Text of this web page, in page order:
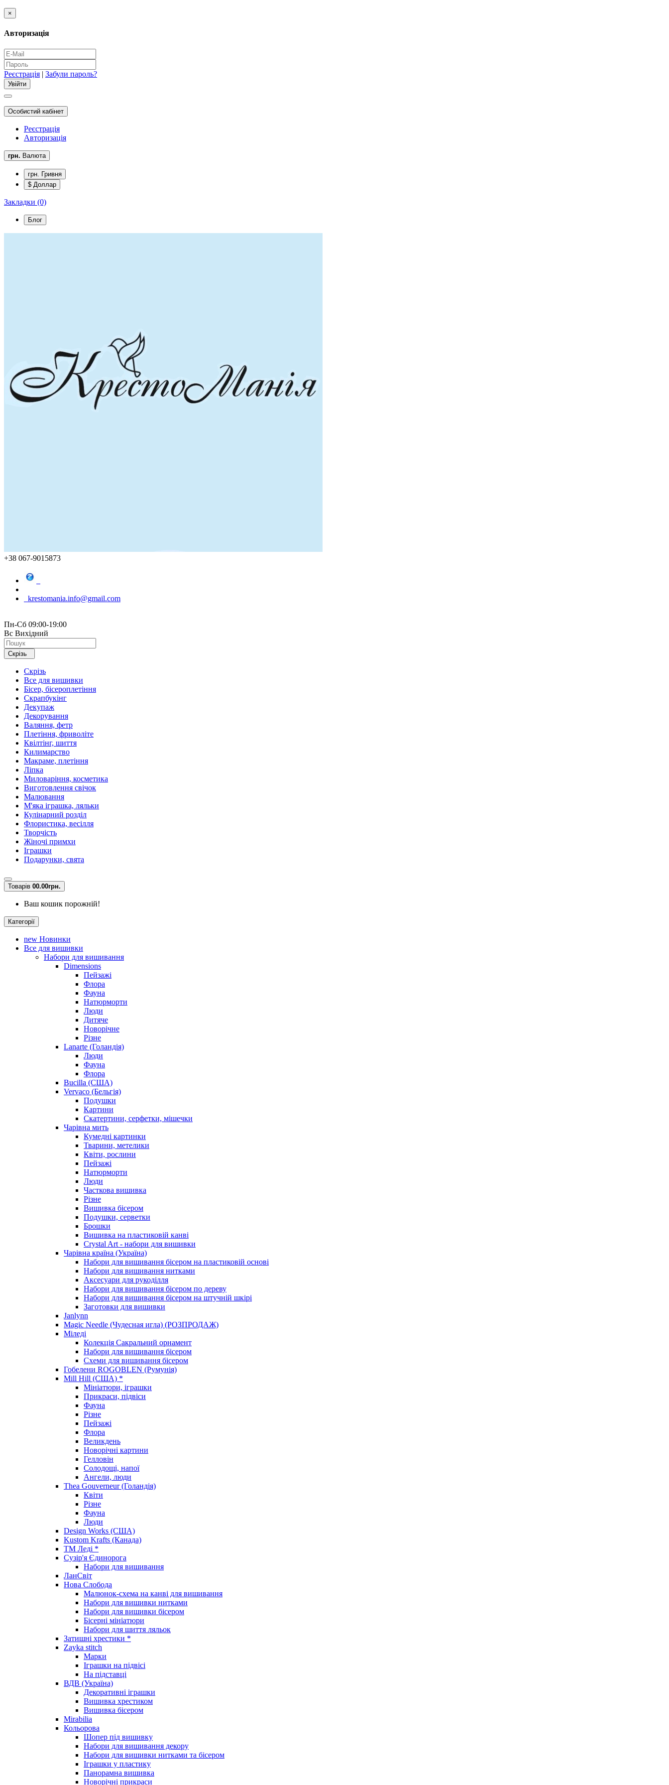
×
Авторизація
Реєстрація | Забули пароль?
Особистий кабінет
Реєстрація
Авторизація
грн. Валюта
грн. Гривня
$ Доллар
Закладки (0)
Блог
+38 067-9015873
krestomania.info@gmail.com
Пн-Сб 09:00-19:00
Вс Вихідний
Скрізь
Скрізь
Все для вишивки
Бісер, бісероплетіння
Скрапбукінг
Декупаж
Декорування
Валяння, фетр
Плетіння, фриволіте
Квілтінг, шиття
Килимарство
Макраме, плетіння
Ліпка
Миловаріння, косметика
Виготовлення свічок
Малювання
М'яка іграшка, ляльки
Кулінарний розділ
Флористика, весілля
Творчість
Жіночі примхи
Іграшки
Подарунки, свята
Товарів 00.00грн.
Ваш кошик порожній!
Категорії
new Новинки
Все для вишивки
Набори для вишивання
Dimensions
Пейзажі
Флора
Фауна
Натюрморти
Люди
Дитяче
Новорічне
Різне
Lanarte (Голандія)
Люди
Фауна
Флора
Bucilla (США)
Vervaco (Бельгія)
Подушки
Картини
Скатертини, серфетки, мішечки
Чарiвна мить
Кумедні картинки
Тварини, метелики
Квіти, рослини
Пейзажі
Натюрморти
Люди
Часткова вишивка
Різне
Вишивка бісером
Подушки, серветки
Брошки
Вишивка на пластиковій канві
Crystal Art - набори для вишивки
Чарівна країна (Україна)
Набори для вишивання бісером на пластиковій основі
Набори для вишивання нитками
Аксесуари для рукоділля
Набори для вишивання бісером по дереву
Набори для вишивання бісером на штучній шкірі
Заготовки для вишивки
Janlynn
Magic Needle (Чудесная игла) (РОЗПРОДАЖ)
Міледі
Колекція Сакральний орнамент
Набори для вишивання бісером
Схеми для вишивання бісером
Гобелени ROGOBLEN (Румунія)
Mill Hill (США) *
Мініатюри, іграшки
Прикраси, підвіси
Фауна
Різне
Пейзажі
Флора
Великдень
Новорічні картини
Гелловін
Солодощі, напої
Ангели, люди
Thea Gouverneur (Голандія)
Квіти
Різне
Фауна
Люди
Design Works (США)
Kustom Krafts (Канада)
ТМ Леді *
Сузір'я Єдинорога
Набори для вишивання
ЛанСвіт
Нова Слобода
Малюнок-схема на канві для вишивання
Набори для вишивки нитками
Набори для вишивки бісером
Бісерні мініатюри
Набори для шиття ляльок
Затишні хрестики *
Zayka stitch
Марки
Іграшки на підвісі
На підставці
ВДВ (Україна)
Декоративні іграшки
Вишивка хрестиком
Вишивка бісером
Mirabilia
Кольорова
Шопер під вишивку
Набори для вишивання декору
Набори для вишивки нитками та бісером
Іграшки у пластику
Панорамна вишивка
Новорічні прикраси